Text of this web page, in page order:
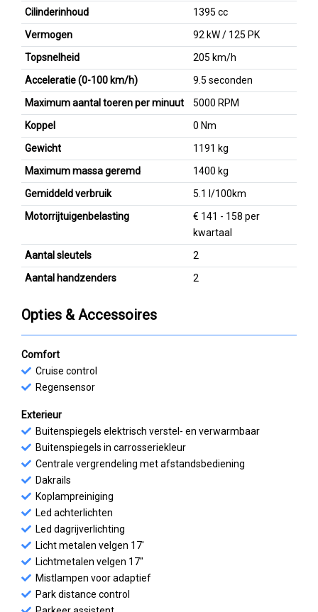
Cilinderinhoud
1395 cc
Vermogen
92 kW / 125 PK
Topsnelheid
205 km/h
Acceleratie (0-100 km/h)
9.5 seconden
Maximum aantal toeren per minuut
5000 RPM
Koppel
0 Nm
Gewicht
1191 kg
Maximum massa geremd
1400 kg
Gemiddeld verbruik
5.1 l/100km
Motorrijtuigenbelasting
€ 141 - 158 per
kwartaal
Aantal sleutels
2
Aantal handzenders
2
Opties & Accessoires
Comfort
Cruise control
Regensensor
Exterieur
Buitenspiegels elektrisch verstel- en verwarmbaar
Buitenspiegels in carrosseriekleur
Centrale vergrendeling met afstandsbediening
Dakrails
Koplampreiniging
Led achterlichten
Led dagrijverlichting
Licht metalen velgen 17'
Lichtmetalen velgen 17"
Mistlampen voor adaptief
Park distance control